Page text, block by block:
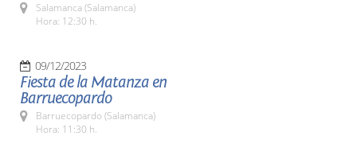
Salamanca (Salamanca)
Hora: 12:30 h.
09/12/2023
Fiesta de la Matanza en
Barruecopardo
Barruecopardo (Salamanca)
Hora: 11:30 h.